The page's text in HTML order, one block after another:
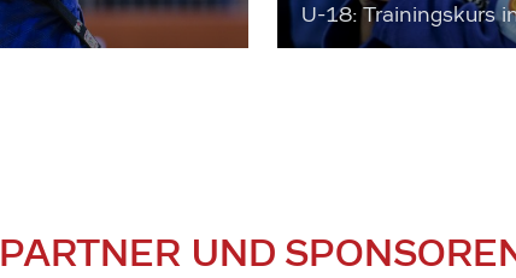
U-18: Trainingskurs
PARTNER UND